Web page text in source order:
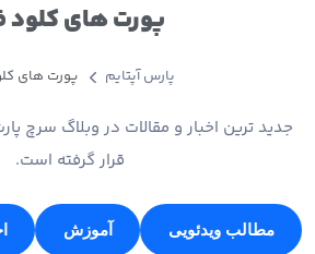
پورت های کلود
پارس آپتایم پورت های
جدید ترین اخبار و مقالات در وبلاگ سرچ
قرار گرفته است.
مطالب ویدئویی آموزش